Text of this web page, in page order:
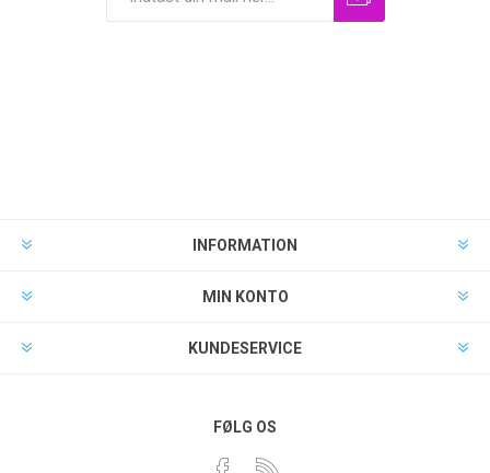
INFORMATION
MIN KONTO
KUNDESERVICE
FØLG OS